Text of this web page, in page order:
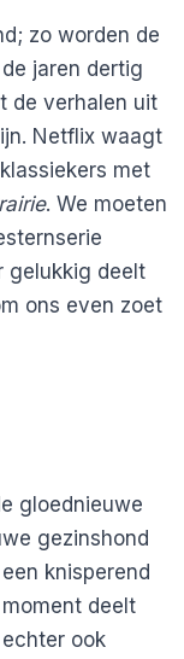
zo worden de
jaren dertig
de verhalen uit
Netflix waagt
met
. We moeten
gelukkig deelt
ons even zoet
gloednieuwe
gezinshond
knisperend
deelt
ook